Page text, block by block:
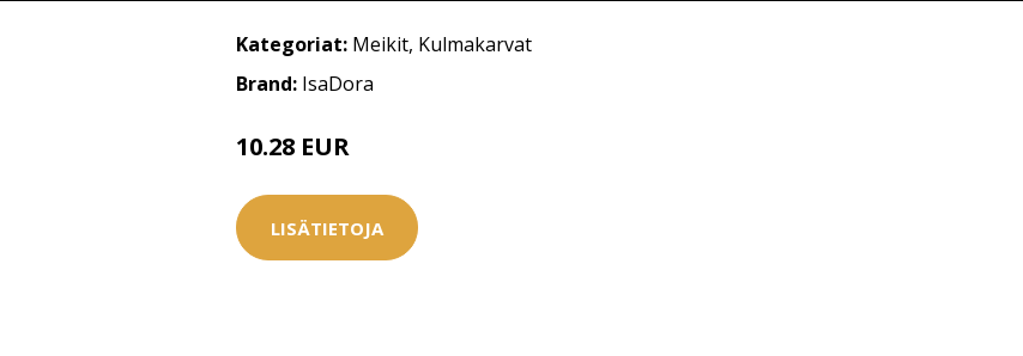
Kategoriat: Meikit, Kulmakarvat
Brand: IsaDora
10.28 EUR
LISÄTIETOJA